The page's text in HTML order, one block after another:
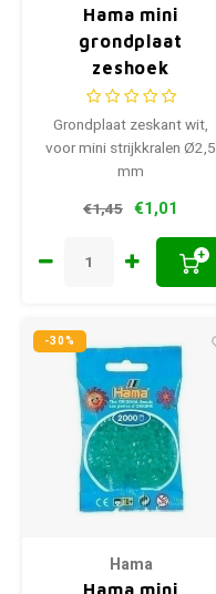
Hama mini
grondplaat
zeshoek
Grondplaat zeskant wit,
voor mini strijkkralen Ø2,5
mm
€1,45 €1,01
+
-30%
Hama
Hama mini